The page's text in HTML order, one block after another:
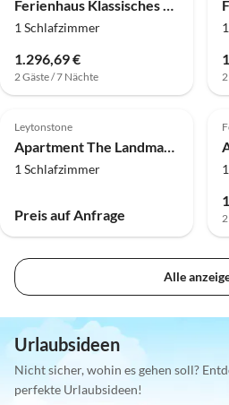
1 Schlafzimmer
1.296,69 €
2 Gäste / 7 Nächte
Leytonstone
1 Schlafzimmer
Preis auf Anfrage
Alle
Urlaubsideen
Nicht sicher, wohin es gehen soll?
perfekte Urlaubsideen!